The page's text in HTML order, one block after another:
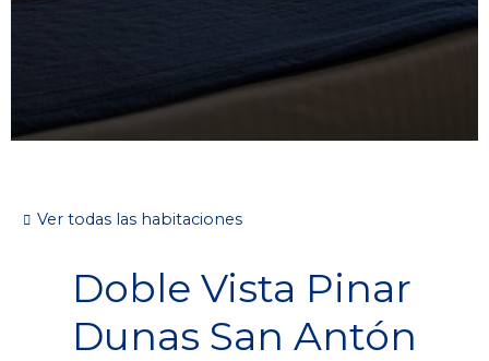
Ver todas las habitaciones
Doble Vista Pinar
Dunas San Antón